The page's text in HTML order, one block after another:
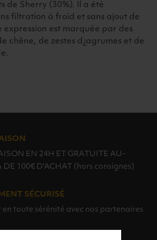
de Sherry (30%). Il a été
filtration à froid et sans ajout de
expression est marquée par des
chêne, de zestes d¿agrumes et de
EN 24H ET GRATUITE AU-
DE 100€ D'ACHAT (hors consignes)
SÉCURISÉ
en toute sérénité avec nos partenaires